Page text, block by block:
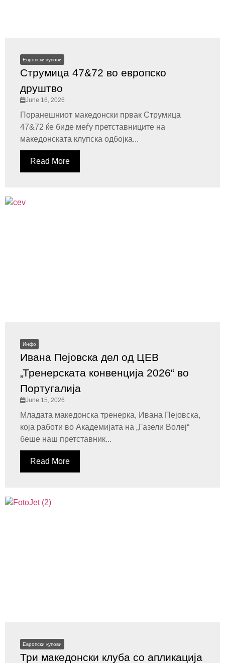
Европски купови
Струмица 47&72 во европско
друштво
June 16, 2026
Поранешниот македонски првак Струмица
47&72 ќе биде меѓу претставниците на
македонската клупска одбојка...
Read More
Инфо
Ивана Пејовска дел од ЦЕВ
„Тренерската конвенција 2026“ во
Португалија
June 15, 2026
Младата македонска тренерка, Ивана Пејовска,
која работи во Академијата на „Газели Волеј“
беше наш претставник...
Read More
Европски купови
Три македонски клуба со апликација